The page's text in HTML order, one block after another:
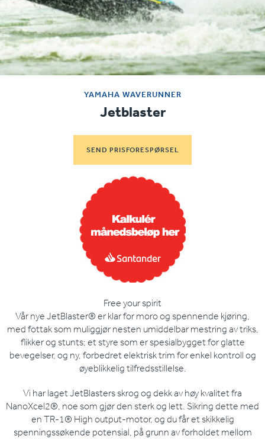
YAMAHA WAVERUNNER
Jetblaster
SEND PRISFORESPØRSEL
Free your spirit
Vår nye JetBlaster® er klar for moro og spennende kjøring,
med fottak som muliggjør nesten umiddelbar mestring av triks,
flikker og stunts; et styre som er spesialbygget for glatte
bevegelser, og ny, forbedret elektrisk trim for enkel kontroll og
øyeblikkelig tilfredsstillelse.
Vi har laget JetBlasters skrog og dekk av høy kvalitet fra
NanoXcel2®, noe som gjør den sterk og lett. Sikring dette med
en TR-1® High output-motor, og du får et skikkelig
spenningssøkende potensial, på grunn av forholdet mellom